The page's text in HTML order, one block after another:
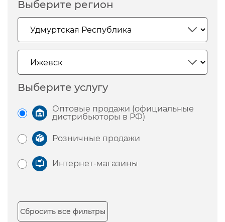
Выберите регион
Выберите услугу
Оптовые продажи (официальные
дистрибьюторы в РФ)
Розничные продажи
Интернет-магазины
Сбросить все фильтры